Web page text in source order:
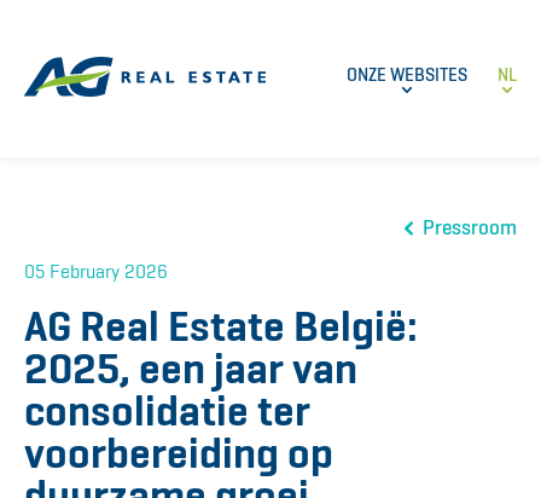
ONZE WEBSITES NL
Pressroom
05 February 2026
AG Real Estate België:
2025, een jaar van
consolidatie ter
voorbereiding op